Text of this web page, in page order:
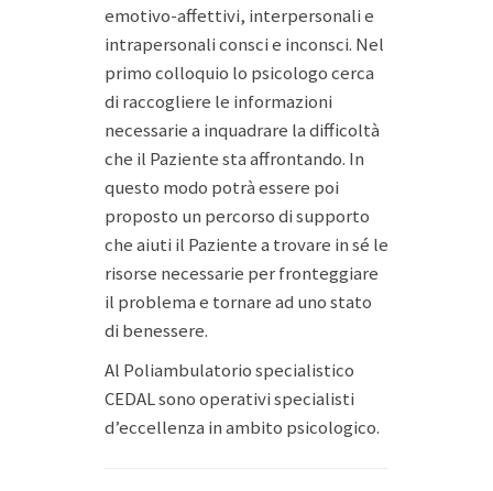
emotivo-affettivi, interpersonali e
intrapersonali consci e inconsci. Nel
primo colloquio lo psicologo cerca
di raccogliere le informazioni
necessarie a inquadrare la difficoltà
che il Paziente sta affrontando. In
questo modo potrà essere poi
proposto un percorso di supporto
che aiuti il Paziente a trovare in sé le
risorse necessarie per fronteggiare
il problema e tornare ad uno stato
di benessere.
Al Poliambulatorio specialistico
CEDAL sono operativi specialisti
d’eccellenza in ambito psicologico.